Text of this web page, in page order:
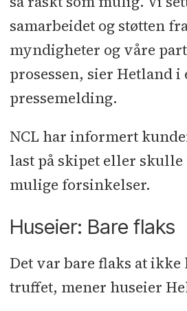
samarbeidet og støtten
myndigheter og våre
prosessen, sier Hetland i
pressemelding.
NCL har informert
last på skipet eller
mulige forsinkelser.
Huseier: Bare flaks
Det var bare flaks at ikke
truffet, mener huseier